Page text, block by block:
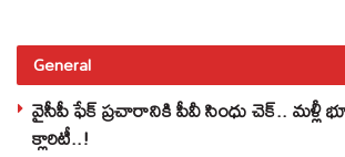
General
వైసీపీ ఫేక్ ప్రచారానికి పీవీ సింధు చెక్.. మళ్లీ
క్లారిటీ..!